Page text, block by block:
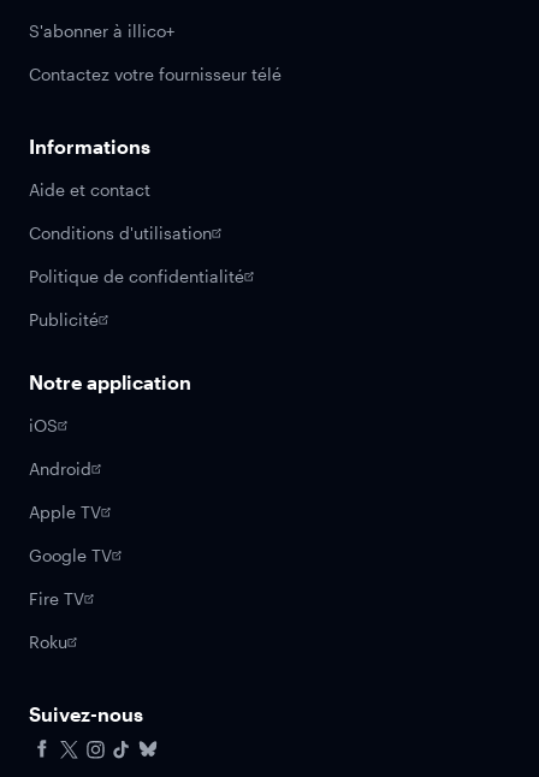
S'abonner à illico+
Contactez votre fournisseur télé
Informations
Aide et contact
Conditions d'utilisation
Politique de confidentialité
Publicité
Notre application
iOS
Android
Apple TV
Google TV
Fire TV
Roku
Suivez-nous